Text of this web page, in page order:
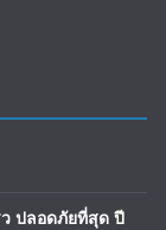
ว ปลอดภัยที่สุด ปี